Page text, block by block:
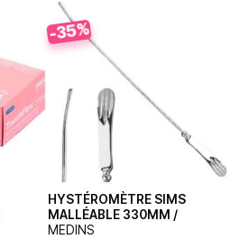
-35%
HYSTÉROMÈTRE SIMS
MALLÉABLE 330MM /
MEDINS